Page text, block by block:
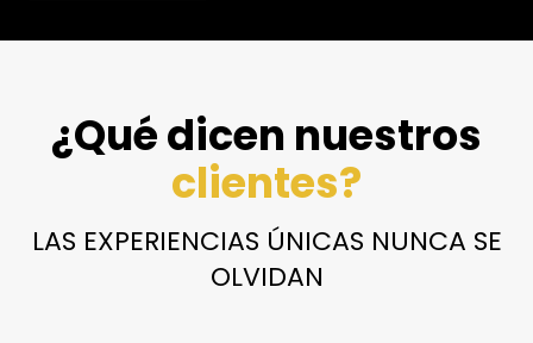
¿Qué dicen nuestros
clientes?
LAS EXPERIENCIAS ÚNICAS NUNCA SE
OLVIDAN